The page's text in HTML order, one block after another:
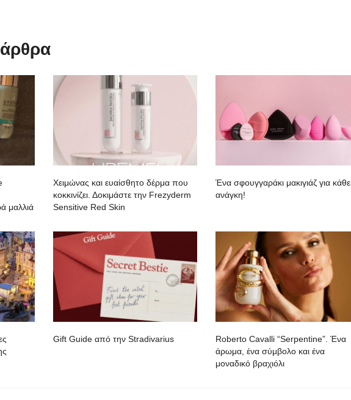
μαλλιά
Χειμώνας και ευαίσθητο δέρμα που
κοκκινίζει. Δοκιμάστε την Frezyderm
Sensitive Red Skin
Ένα σφουγγαράκι μακιγιάζ για κάθε
ανάγκη!
Gift Guide από την Stradivarius
Roberto Cavalli “Serpentine”. Ένα
άρωμα, ένα σύμβολο και ένα
μοναδικό βραχιόλι